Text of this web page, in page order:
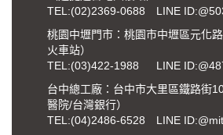
TEL:(02)2369-0688
LINE
桃園中壢門市：桃園市中壢區元化
火車站）
TEL:(03)422-1988
LINE
台中總工廠：台中市大里區鐵路街
醫院/台灣銀行）
TEL:(04)2486-6528
LINE